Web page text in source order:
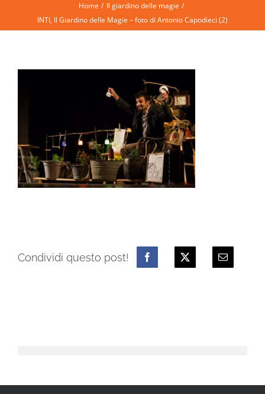
Home
Il giardino delle magie
INTI, Il Giardino delle Magie – foto di Antonio Capodieci (2)
Condividi questo post!